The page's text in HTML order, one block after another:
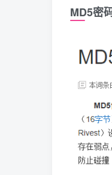
MD5密